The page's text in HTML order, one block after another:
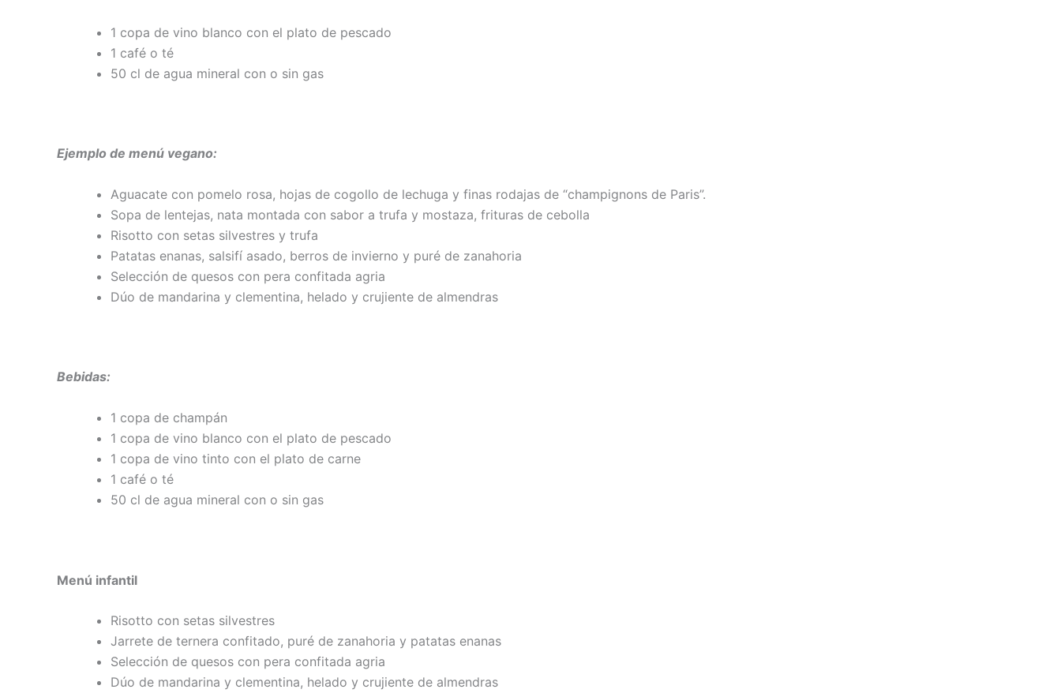
1 copa de vino blanco con el plato de pescado
1 café o té
50 cl de agua mineral con o sin gas
Ejemplo de menú vegano:
Aguacate con pomelo rosa, hojas de cogollo de lechuga y finas rodajas de “champignons de Paris”.
Sopa de lentejas, nata montada con sabor a trufa y mostaza, frituras de cebolla
Risotto con setas silvestres y trufa
Patatas enanas, salsifí asado, berros de invierno y puré de zanahoria
Selección de quesos con pera confitada agria
Dúo de mandarina y clementina, helado y crujiente de almendras
Bebidas:
1 copa de champán
1 copa de vino blanco con el plato de pescado
1 copa de vino tinto con el plato de carne
1 café o té
50 cl de agua mineral con o sin gas
Menú infantil
Risotto con setas silvestres
Jarrete de ternera confitado, puré de zanahoria y patatas enanas
Selección de quesos con pera confitada agria
Dúo de mandarina y clementina, helado y crujiente de almendras